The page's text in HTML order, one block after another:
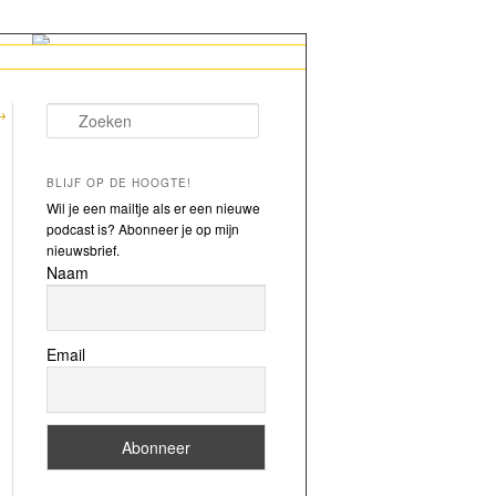
Zoeken
BLIJF OP DE HOOGTE!
Wil je een mailtje als er een nieuwe
podcast is? Abonneer je op mijn
nieuwsbrief.
Naam
Email